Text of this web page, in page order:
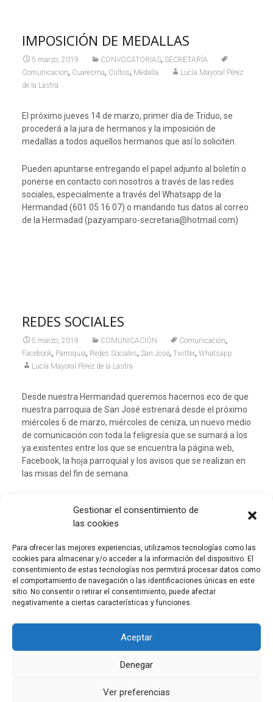
Gestionar el consentimiento de
las cookies
Para ofrecer las mejores experiencias, utilizamos tecnologías como las
cookies para almacenar y/o acceder a la información del dispositivo. El
consentimiento de estas tecnologías nos permitirá procesar datos como
el comportamiento de navegación o las identificaciones únicas en este
sitio. No consentir o retirar el consentimiento, puede afectar
negativamente a ciertas características y funciones.
Aceptar
Denegar
Ver preferencias
IMPOSICIÓN DE MEDALLAS
5 marzo, 2019 CONVOCATORIAS, SECRETARÍA
Comunicación, Cuaresma, Cultos, Medalla
Lucía Mayoral Pérez
de la Lastra
El próximo jueves 14 de marzo, primer día de Triduo, se
procederá a la jura de hermanos y la imposición de
medallas a todos aquellos hermanos que así lo soliciten.
Pueden apuntarse entregando el papel adjunto al boletín o
ponerse en contacto con nosotros a través de las redes
sociales, especialmente a través del Whatsapp de la
Hermandad (601 05 16 07) o mandando tus datos al correo
de la Hermadad (pazyamparo-secretaria@hotmail.com)
REDES SOCIALES
5 marzo, 2019 COMUNICACIÓN Comunicación,
Facebook, Parroquia, Redes Sociales, San José, Twitter, Whatsapp
Lucía Mayoral Pérez de la Lastra
Desde nuestra Hermandad queremos hacernos eco de que
nuestra parroquia de San José estrenará desde el próximo
miércoles 6 de marzo, miércoles de ceniza, un nuevo medio
de comunicación con toda la feligresía que se sumará a los
ya existentes entre los que se encuentra la página web,
Facebook, la hoja parroquial y los avisos que se realizan en
las misas del fin de semana.
Se trata de una comunicación vía Whatsapp y a través de
los mensajes de difusión todo aquel que lo desee recibirá
comunicaciones, noticias, recordatorios de las
celebraciones, reflexiones, etc. de la Parroquia.
Para todos aquellas personas que quieran sumarse a este
Parroquia deben enviar un Whatsapp al 679115677 que se
Animamos a todos nuestros hermanos a unirse a esta